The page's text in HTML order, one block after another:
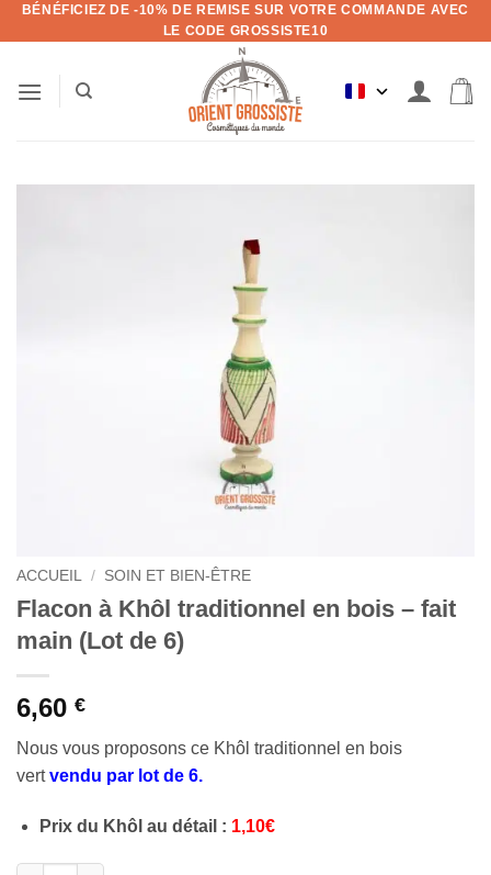
Aller
au
BÉNÉFICIEZ DE -10% DE REMISE SUR VOTRE COMMANDE AVEC
LE CODE GROSSISTE10
ACCUEIL / SOIN ET BIEN-ÊTRE
Flacon à Khôl traditionnel en bois – fait
main (Lot de 6)
6,60 €
Nous vous proposons ce Khôl traditionnel en bois
vertvendu par lot de 6.
Prix du Khôl au détail : 1,10€